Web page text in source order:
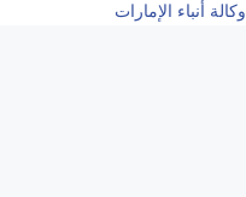
وكالة أنباء الإمارات